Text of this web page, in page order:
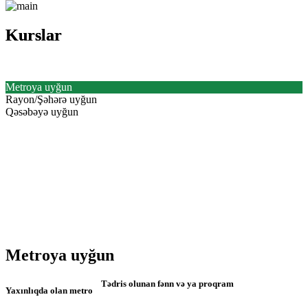
Kurslar
Kurslar
Metroya uyğun
Rayon/Şəhərə uyğun
Qəsəbəyə uyğun
Metroya uyğun
Yaxınlıqda olan metro
Tədris olunan fənn və ya proqram